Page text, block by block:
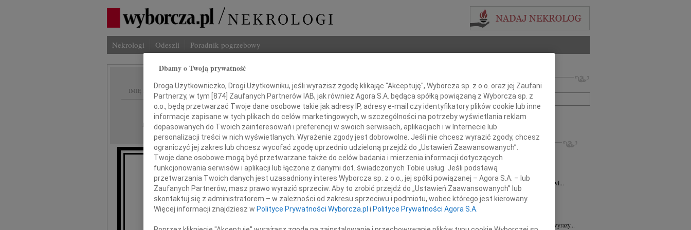
Nekrologi Odeszli Poradnik pogrzebowy
IMIĘ I NAZWISKO:
REGION: Wrocław
DATA EMISJI: 28.12.2023
Panu
Andrzejowi Lewandowskiemu
Imię i nazwisko lub numer ogłoszenia:
+ szukanie zaawansowane
INNE NEKROLOGI
Barbara Korony07.08.2026 Wrocław
Z głębokim żalem i smutkiem przyjęliśmy...
Lucyna Wróbel06.08.2026
Naszemu Przyjacielowi Michałowi Łuczakowi...
06.08.2026
Wrocław
Annie Ciskowskiej wyrazy najgłębszego...
31.07.2026
Panu Sędziemu Januszowi Kaspryszynowi wyrazy...
Dbamy o Twoją prywatność
Droga Użytkowniczko, Drogi Użytkowniku, jeśli wyrazisz zgodę klikając "Akceptuję", Wyborcza sp. z o.o. oraz jej Zaufani
Partnerzy, w tym [874] Zaufanych Partnerów IAB, jak również Agora S.A. będąca spółką powiązaną z Wyborcza sp. z
o.o., będą przetwarzać Twoje dane osobowe takie jak adresy IP, adresy e-mail czy identyfikatory plików cookie lub inne
informacje zapisane w tych plikach do celów marketingowych, w szczególności na potrzeby wyświetlania reklam
dopasowanych do Twoich zainteresowań i preferencji w swoich serwisach, aplikacjach i w Internecie lub
personalizacji treści w nich wyświetlanych. Wyrażenie zgody jest dobrowolne. Jeśli nie chcesz wyrazić zgody, chcesz
ograniczyć jej zakres lub chcesz wycofać zgodę uprzednio udzieloną przejdź do „Ustawień Zaawansowanych”.
Twoje dane osobowe mogą być przetwarzane także do celów badania i mierzenia informacji dotyczących
funkcjonowania serwisów i aplikacji lub łączone z danymi dot. świadczonych Tobie usług. Jeśli podstawą
przetwarzania Twoich danych jest uzasadniony interes Wyborcza sp. z o.o., jej spółki powiązanej – Agora S.A. – lub
Zaufanych Partnerów, masz prawo wyrazić sprzeciw. Aby to zrobić przejdź do „Ustawień Zaawansowanych” lub
skontaktuj się z administratorem – w zależności od zakresu sprzeciwu i podmiotu, wobec którego jest kierowany.
Więcej informacji znajdziesz w Polityce Prywatności Wyborcza.pl i Polityce Prywatności Agora S.A.